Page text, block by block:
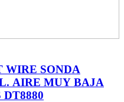
WIRE SONDA
AIRE MUY BAJA